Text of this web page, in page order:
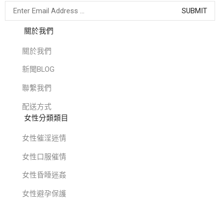
關於我們
關於我們
新聞BLOG
聯繫我們
配送方式
女性分類類目
女性催淫迷情
女性口服催情
女性昏睡迷姦
女性避孕保護